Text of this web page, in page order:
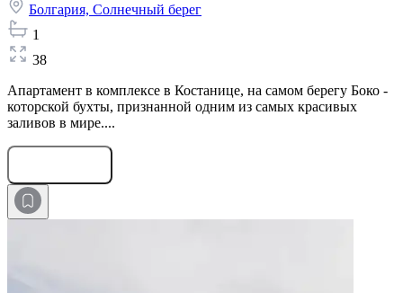
Болгария, Солнечный берег
1
38
Апартамент в комплексе в Костанице, на самом берегу Боко -
которской бухты, признанной одним из самых красивых
заливов в мире....